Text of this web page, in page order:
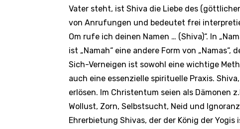
Vater steht, ist Shiva die Liebe des
von Anrufungen und bedeutet frei
Om rufe ich deinen Namen … (Shiva)“. In
ist „Namah“ eine andere Form von „Namas“,
Sich-Verneigen ist sowohl eine wichtige
auch eine essenzielle spirituelle Praxis.
erlösen. Im Christentum seien als Dämonen
Wollust, Zorn, Selbstsucht, Neid und
Ehrerbietung Shivas, der der König der